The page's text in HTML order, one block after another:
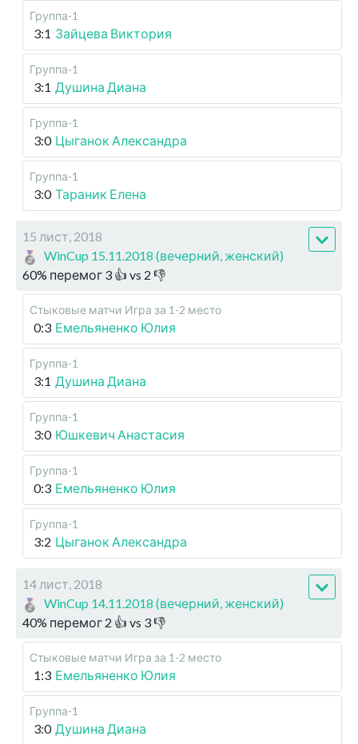
Группа-1
3:1 Зайцева Виктория
Группа-1
3:1 Душина Диана
Группа-1
3:0 Цыганок Александра
Группа-1
3:0 Тараник Елена
15 лист, 2018
WinCup 15.11.2018 (вечерний, женский)
60% перемог 3 👍 vs 2 👎
Стыковые матчи Игра за 1-2 место
0:3 Емельяненко Юлия
Группа-1
3:1 Душина Диана
Группа-1
3:0 Юшкевич Анастасия
Группа-1
0:3 Емельяненко Юлия
Группа-1
3:2 Цыганок Александра
14 лист, 2018
WinCup 14.11.2018 (вечерний, женский)
40% перемог 2 👍 vs 3👎
Стыковые матчи Игра за 1-2 место
1:3 Емельяненко Юлия
Группа-1
3:0 Душина Диана